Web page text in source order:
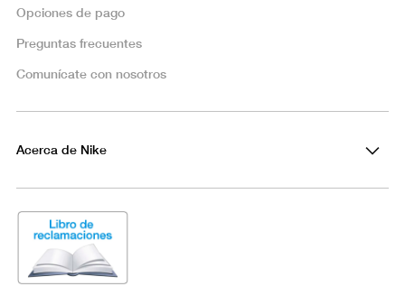
Opciones de pago
Preguntas frecuentes
Comunícate con nosotros
Acerca de Nike